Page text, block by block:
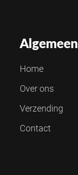
Algemeen
Home
Over ons
Verzending
Contact